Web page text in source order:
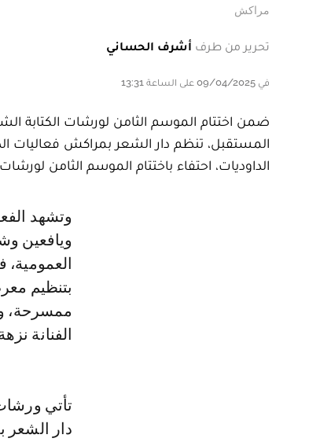
مراكش
تحرير من طرف أشرف الحساني
في 09/04/2025 على الساعة 13:31
ضمن اختتام الموسم الثامن لورشات الكتابة
المستقبل، تنظم دار الشعر بمراكش فعاليات
الداوديات، احتفاء باختتام الموسم الثامن لورشات
وتشهد الفعاليات والتي « تعرف مشاركة مرتفقي ومرتفقات الورشات أطفالا
ويافعين
العمومية،
بتنظيم
ممسرحة،
الفنانة
تأتي
دار الشعر